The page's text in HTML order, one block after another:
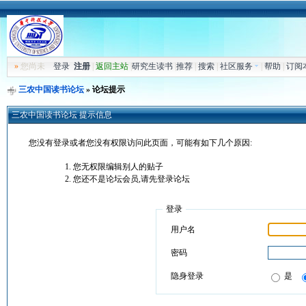
»您尚未 登录 注册| 返回主站| 研究生读书| 推荐| 搜索| 社区服务 帮助 订阅
三农中国读书论坛» 论坛提示
三农中国读书论坛 提示信息
您没有登录或者您没有权限访问此页面，可能有如下几个原因:
您无权限编辑别人的贴子
您还不是论坛会员,请先登录论坛
登录
用户名
密码
隐身登录 是